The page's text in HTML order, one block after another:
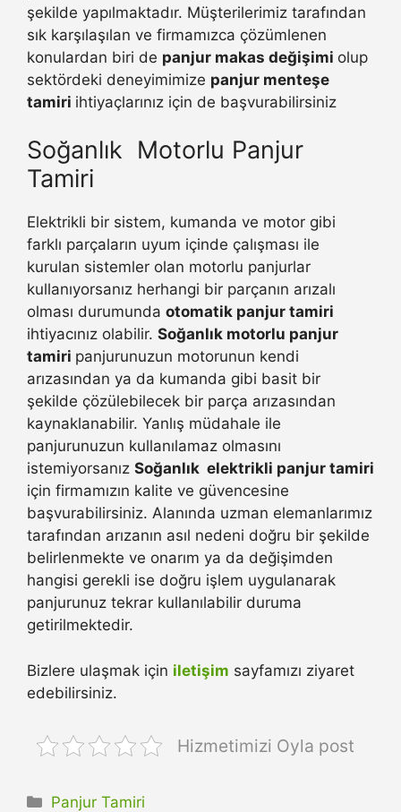
şekilde yapılmaktadır. Müşterilerimiz tarafından
sık karşılaşılan ve firmamızca çözümlenen
konulardan biri de panjur makas değişimi olup
sektördeki deneyimimize panjur menteşe
tamiri ihtiyaçlarınız için de başvurabilirsiniz
Soğanlık Motorlu Panjur
Tamiri
Elektrikli bir sistem, kumanda ve motor gibi
farklı parçaların uyum içinde çalışması ile
kurulan sistemler olan motorlu panjurlar
kullanıyorsanız herhangi bir parçanın arızalı
olması durumunda otomatik panjur tamiri
ihtiyacınız olabilir. Soğanlık motorlu panjur
tamiri panjurunuzun motorunun kendi
arızasından ya da kumanda gibi basit bir
şekilde çözülebilecek bir parça arızasından
kaynaklanabilir. Yanlış müdahale ile
panjurunuzun kullanılamaz olmasını
istemiyorsanız Soğanlık elektrikli panjur tamiri
için firmamızın kalite ve güvencesine
başvurabilirsiniz. Alanında uzman elemanlarımız
tarafından arızanın asıl nedeni doğru bir şekilde
belirlenmekte ve onarım ya da değişimden
hangisi gerekli ise doğru işlem uygulanarak
panjurunuz tekrar kullanılabilir duruma
getirilmektedir.
Bizlere ulaşmak için iletişim sayfamızı ziyaret
edebilirsiniz.
Hizmetimizi Oyla post
Kategoriler
Panjur Tamiri